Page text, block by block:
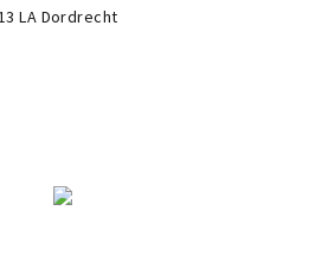
LA Dordrecht